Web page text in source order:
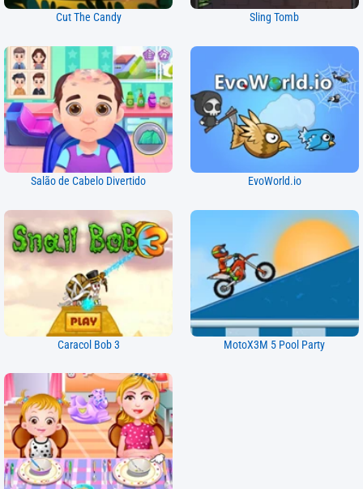
Cut The Candy Sling Tomb
Salão de Cabelo Divertido EvoWorld.io
Caracol Bob 3 MotoX3M 5 Pool Party